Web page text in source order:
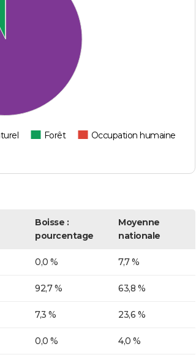
Forêt
Occupation humaine
Boisse :
pourcentage
Moyenne
nationale
0,0 % 7,7 %
92,7 % 63,8 %
7,3 % 23,6 %
0,0 % 4,0 %